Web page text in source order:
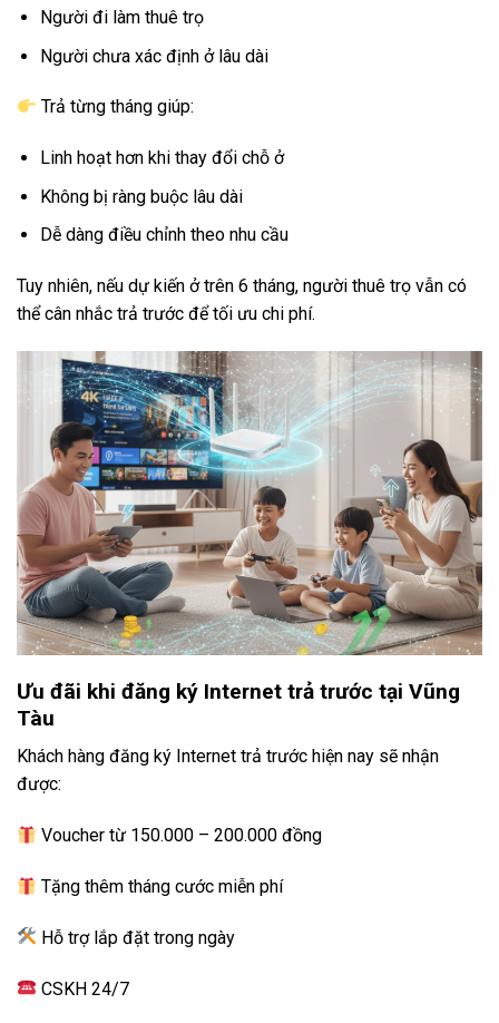
Người đi làm thuê trọ
Người chưa xác định ở lâu dài
Trả từng tháng giúp:
Linh hoạt hơn khi thay đổi chỗ ở
Không bị ràng buộc lâu dài
Dễ dàng điều chỉnh theo nhu cầu
Tuy nhiên, nếu dự kiến ở trên 6 tháng, người thuê trọ vẫn có
thể cân nhắc trả trước để tối ưu chi phí.
Ưu đãi khi đăng ký Internet trả trước tại Vũng
Tàu
Khách hàng đăng ký Internet trả trước hiện nay sẽ nhận
được:
Voucher từ 150.000 – 200.000 đồng
Tặng thêm tháng cước miễn phí
Hỗ trợ lắp đặt trong ngày
CSKH 24/7